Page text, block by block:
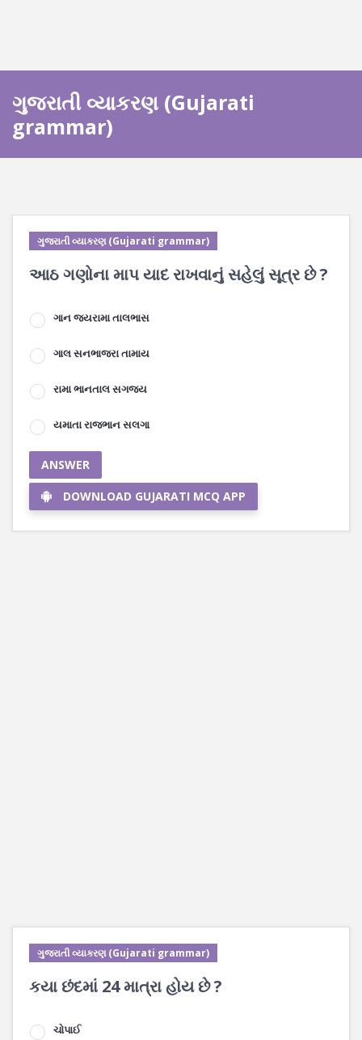
ગુજરાતી વ્યાકરણ (Gujarati
grammar)
ગુજરાતી વ્યાકરણ (Gujarati grammar)
આઠ ગણોના માપ યાદ રાખવાનું સહેલું સૂત્ર છે ?
ગાન જયરામા તાલભાસ
ગાલ સનભાજરા તામાય
રામા ભાનતાલ સગજય
યમાતા રાજભાન સલગા
ANSWER
DOWNLOAD GUJARATI MCQ APP
ગુજરાતી વ્યાકરણ (Gujarati grammar)
કયા છંદમાં 24 માત્રા હોય છે ?
ચોપાઈ